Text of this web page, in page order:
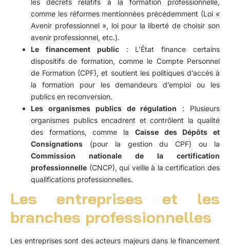
comme les réformes mentionnées précédemment (Loi «
Avenir professionnel », loi pour la liberté de choisir son
avenir professionnel, etc.).
Le financement public: L’État finance certains
dispositifs de formation, comme le Compte Personnel
de Formation (CPF), et soutient les politiques d’accès à
la formation pour les demandeurs d’emploi ou les
publics en reconversion.
Les organismes publics de régulation : Plusieurs
organismes publics encadrent et contrôlent la qualité
des formations, comme la Caisse des Dépôts et
Consignations (pour la gestion du CPF) ou la
Commission nationale de la certification
professionnelle (CNCP), qui veille à la certification des
qualifications professionnelles.
Les entreprises et les
branches professionnelles
Les entreprises sont des acteurs majeurs dans le financement